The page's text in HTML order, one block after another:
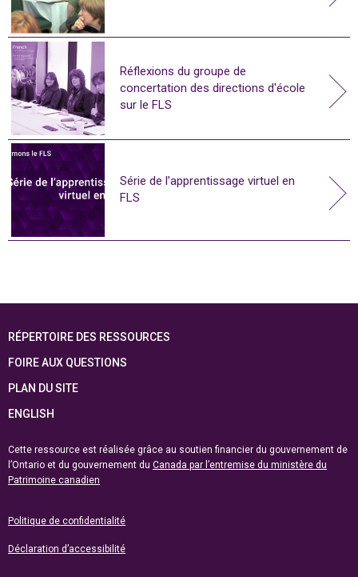
Réflexions du groupe de
concertation des directions d'école
sur le FLS
Série de l’apprentissage virtuel en
FLS
RÉPERTOIRE DES RESSOURCES
FOIRE AUX QUESTIONS
PLAN DU SITE
ENGLISH
Cette ressource est réalisée grâce au soutien financier du gouvernement de
l’Ontario et du gouvernement du Canada par l’entremise du ministère du
Patrimoine canadien
Politique de confidentialité
Déclaration d’accessibilité